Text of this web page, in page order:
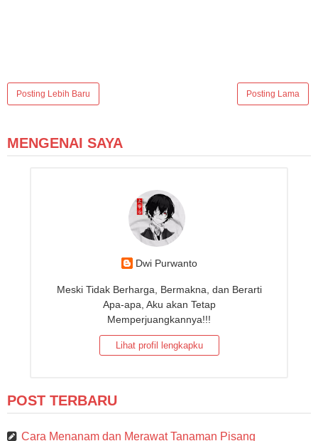
Posting Lebih Baru Posting Lama
MENGENAI SAYA
Dwi Purwanto
Meski Tidak Berharga, Bermakna, dan Berarti
Apa-apa, Aku akan Tetap
Memperjuangkannya!!!
Lihat profil lengkapku
POST TERBARU
Cara Menanam dan Merawat Tanaman Pisang